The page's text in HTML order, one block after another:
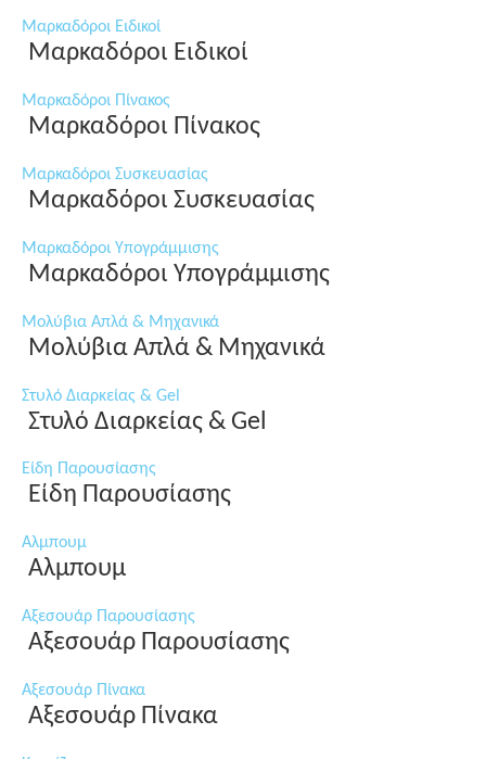
Μαρκαδόροι Ειδικοί
Μαρκαδόροι Ειδικοί
Μαρκαδόροι Πίνακος
Μαρκαδόροι Πίνακος
Μαρκαδόροι Συσκευασίας
Μαρκαδόροι Συσκευασίας
Μαρκαδόροι Υπογράμμισης
Μαρκαδόροι Υπογράμμισης
Μολύβια Απλά & Μηχανικά
Μολύβια Απλά & Μηχανικά
Στυλό Διαρκείας & Gel
Στυλό Διαρκείας & Gel
Είδη Παρουσίασης
Είδη Παρουσίασης
Αλμπουμ
Αλμπουμ
Αξεσουάρ Παρουσίασης
Αξεσουάρ Παρουσίασης
Αξεσουάρ Πίνακα
Αξεσουάρ Πίνακα